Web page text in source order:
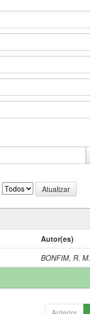
Autor(es)
BONFIM, R. M.